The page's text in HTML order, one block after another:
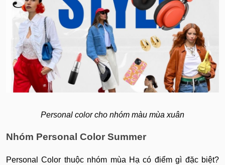
Personal color cho nhóm màu mùa xuân
Nhóm Personal Color Summer
Personal Color thuộc nhóm mùa Hạ có điểm gì đặc biệt?